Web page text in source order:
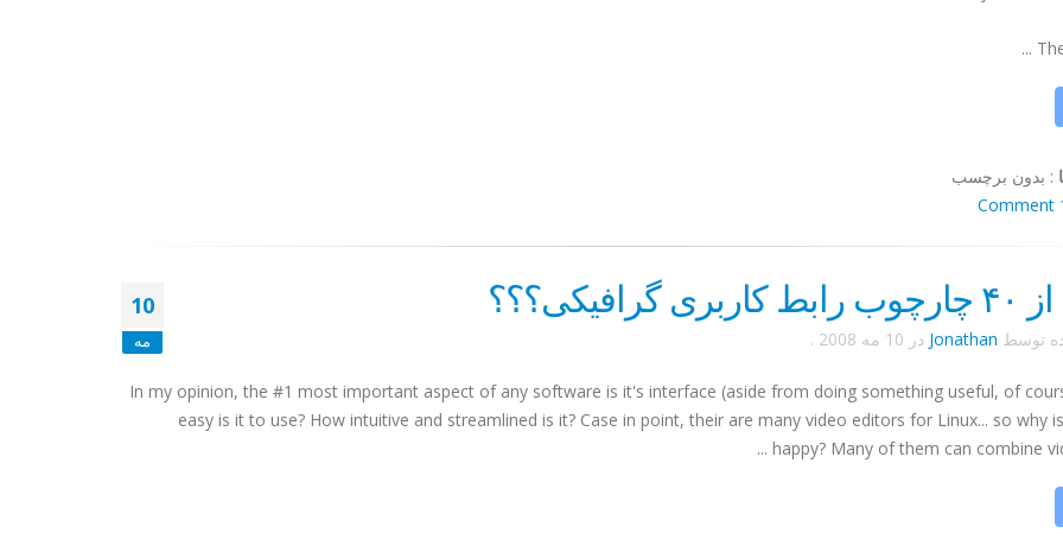
: بدون برچسب
1
10
مه توسط Jonathan در 10 مه 2008 .
In my opinion, the #1 most important aspect of any software is it's interface (aside from doing something useful, of
easy is it to use? How intuitive and streamlined is it? Case in point, their are many video editors for Linux... so why
happy? Many of them can combine